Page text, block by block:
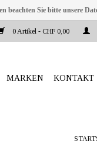
0 Artikel - CHF 0,00
MARKEN KONTAKT
beachten Sie bitte unsere